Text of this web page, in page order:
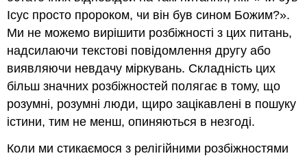
Ісус просто пророком, чи він був сином Божим?».
Ми не можемо вирішити розбіжності з цих питань,
надсилаючи текстові повідомлення другу або
виявляючи невдачу міркувань. Складність цих
більш значних розбіжностей полягає в тому, що
розумні, розумні люди, щиро зацікавлені в пошуку
істини, тим не менш, опиняються в незгоді.
Коли ми стикаємося з релігійними розбіжностями